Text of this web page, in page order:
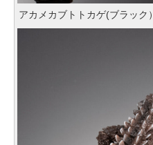
アカメカブトトカゲ(ブラック）